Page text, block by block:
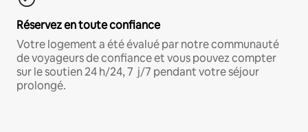
Réservez en toute confiance
Votre logement a été évalué par notre communauté
de voyageurs de confiance et vous pouvez compter
sur le soutien 24 h/24, 7 j/7 pendant votre séjour
prolongé.